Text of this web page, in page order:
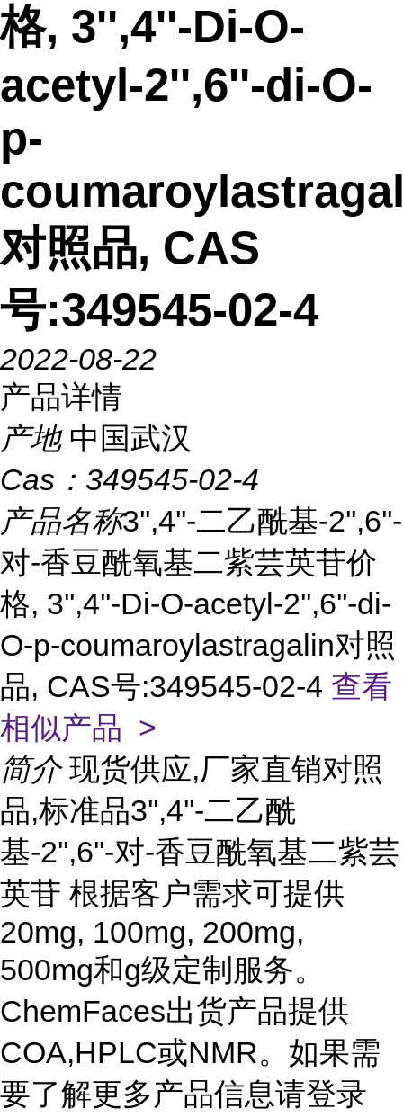
格, 3'',4''-Di-O-
acetyl-2'',6''-di-O-
p-
对照品, CAS
号:349545-02-4
2022-08-22
产品详情
产地 中国武汉
Cas： 349545-02-4
产品名称3'',4''-二乙酰基-2'',6''-
对-香豆酰氧基二紫芸英苷价
格, 3'',4''-Di-O-acetyl-2'',6''-di-
O-p-coumaroylastragalin对照
品, CAS号:349545-02-4 查看
相似产品 >
简介 现货供应,厂家直销对照
品,标准品3'',4''-二乙酰
基-2'',6''-对-香豆酰氧基二紫芸
英苷 根据客户需求可提供
20mg, 100mg, 200mg,
500mg和g级定制服务。
ChemFaces出货产品提供
COA,HPLC或NMR。如果需
要了解更多产品信息请登录